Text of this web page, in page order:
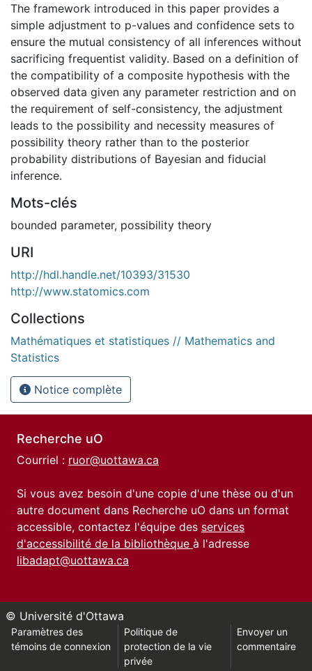
The framework introduced in this paper provides a
simple adjustment to p-values and confidence sets to
ensure the mutual consistency of all inferences without
sacrificing frequentist validity. Based on a definition of
the compatibility of a composite hypothesis with the
observed data given any parameter restriction and on
the requirement of self-consistency, the adjustment
leads to the possibility and necessity measures of
possibility theory rather than to the posterior
probability distributions of Bayesian and fiducial
inference.
Mots-clés
bounded parameter, possibility theory
URI
http://hdl.handle.net/10393/31530
http://www.statomics.com
Collections
Mathématiques et statistiques // Mathematics and
Statistics
Notice complète
Recherche uO
Courriel : ruor@uottawa.ca
Si vous avez besoin d'une copie d'une thèse ou d'un
autre document dans Recherche uO dans un format
accessible, contactez l'équipe des services
d'accessibilité de la bibliothèque à l'adresse
libadapt@uottawa.ca
© Université d'Ottawa
Paramètres des
témoins de connexion
Politique de
protection de la vie
privée
Envoyer un
commentaire